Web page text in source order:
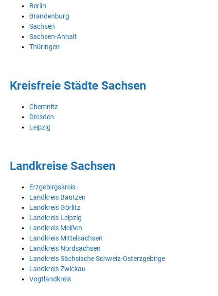
Berlin
Brandenburg
Sachsen
Sachsen-Anhalt
Thüringen
Kreisfreie Städte Sachsen
Chemnitz
Dresden
Leipzig
Landkreise Sachsen
Erzgebirgskreis
Landkreis Bautzen
Landkreis Görlitz
Landkreis Leipzig
Landkreis Meißen
Landkreis Mittelsachsen
Landkreis Nordsachsen
Landkreis Sächsische Schweiz-Osterzgebirge
Landkreis Zwickau
Vogtlandkreis